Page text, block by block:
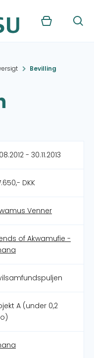
Kurv Søg
Bevilling
- 30.11.2013
DKK
Venner
of Akwamufie -
A (under 0,2